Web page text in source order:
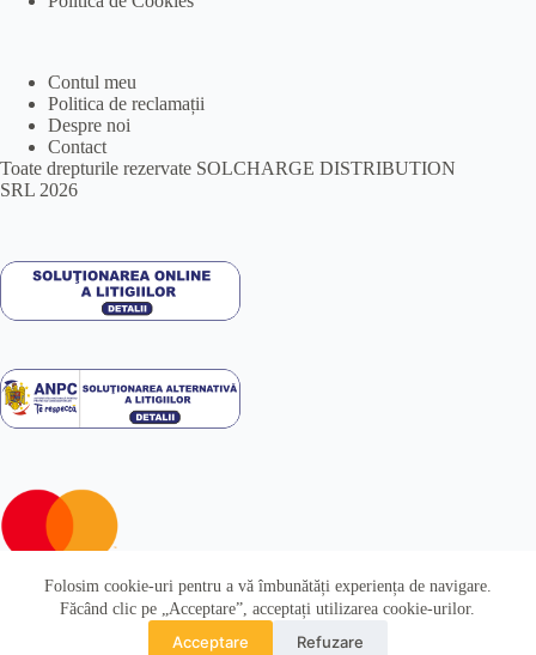
Folosim cookie-uri pentru a vă îmbunătăți experiența de navigare.
Făcând clic pe „Acceptare”, acceptați utilizarea cookie-urilor.
Acceptare Refuzare
Contul meu
Politica de reclamații
Despre noi
Contact
Toate drepturile rezervate SOLCHARGE DISTRIBUTION
SRL 2026